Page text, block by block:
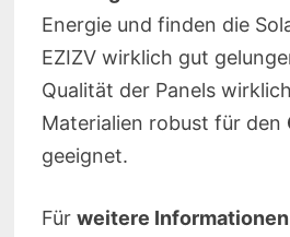
Energie und finden die
EZIZV wirklich gut
Qualität der Panels
Materialien robust für den
geeignet.
Für weitere Informationen